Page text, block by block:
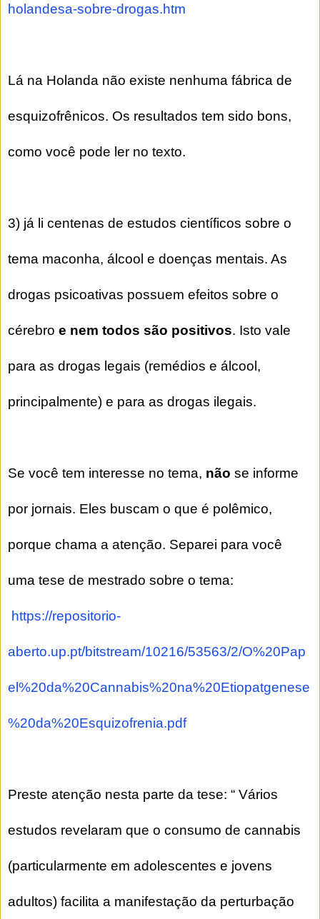
holandesa-sobre-drogas.htm
Lá na Holanda não existe nenhuma fábrica de
esquizofrênicos. Os resultados tem sido bons,
como você pode ler no texto.
3) já li centenas de estudos científicos sobre o
tema maconha, álcool e doenças mentais. As
drogas psicoativas possuem efeitos sobre o
cérebro e nem todos são positivos. Isto vale
para as drogas legais (remédios e álcool,
principalmente) e para as drogas ilegais.
Se você tem interesse no tema, não se informe
por jornais. Eles buscam o que é polêmico,
porque chama a atenção. Separei para você
uma tese de mestrado sobre o tema:
https://repositorio-
aberto.up.pt/bitstream/10216/53563/2/O%20Pap
el%20da%20Cannabis%20na%20Etiopatgenese
%20da%20Esquizofrenia.pdf
Preste atenção nesta parte da tese: “ Vários
estudos revelaram que o consumo de cannabis
(particularmente em adolescentes e jovens
adultos) facilita a manifestação da perturbação